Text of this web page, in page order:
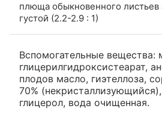
плюща обыкновенного листьев
густой (2.2-2.9 : 1)
Вспомогательные вещества:
глицерилгидроксистеарат,
плодов масло, гиэтеллоза,
70%
глицерол, вода очищенная.